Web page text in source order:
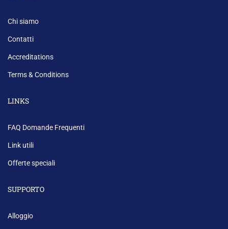
Chi siamo
Contatti
Accreditations
Terms & Conditions
LINKS
FAQ Domande Frequenti
Link utili
Offerte speciali
SUPPORTO
Alloggio